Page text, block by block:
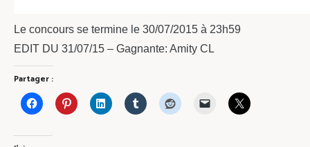
Le concours se termine le 30/07/2015 à 23h59
EDIT DU 31/07/15 – Gagnante: Amity CL
Partager :